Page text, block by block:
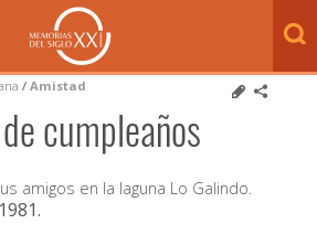
/ Amistad
cumpleaños
amigos en la laguna Lo Galindo.
.